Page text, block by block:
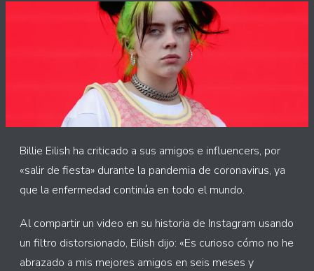
Billie Eilish ha criticado a sus amigos e influencers, por
«salir de fiesta» durante la pandemia de coronavirus, ya
que la enfermedad continúa en todo el mundo.
Al compartir un video en su historia de Instagram usando
un filtro distorsionado, Eilish dijo: «Es curioso cómo no he
abrazado a mis mejores amigos en seis meses y